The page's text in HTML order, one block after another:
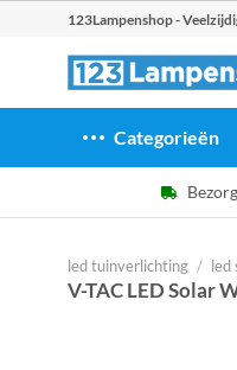
123Lampenshop -
Categorieën
led tuinverlichting / led
V-TAC LED Solar